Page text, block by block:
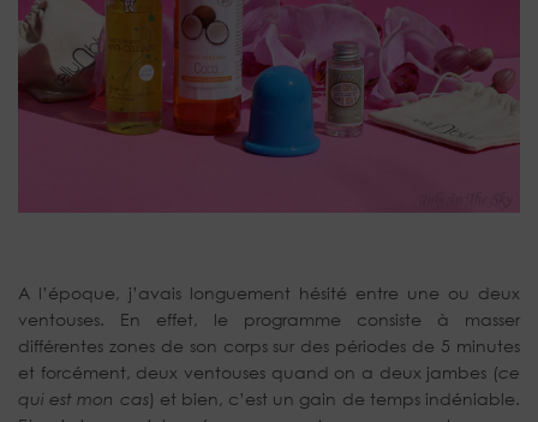
A l’époque, j’avais longuement hésité entre une ou deux
ventouses. En effet, le programme consiste à masser
différentes zones de son corps sur des périodes de 5 minutes
et forcément, deux ventouses quand on a deux jambes (ce
qui est mon cas) et bien, c’est un gain de temps indéniable.